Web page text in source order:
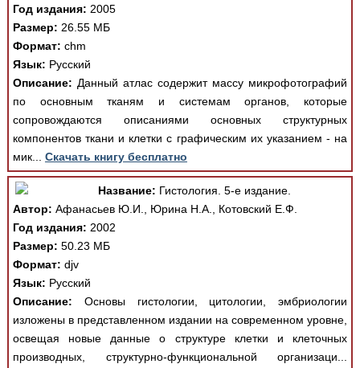
Год издания: 2005
Размер: 26.55 МБ
Формат: chm
Язык: Русский
Описание: Данный атлас содержит массу микрофотографий
по основным тканям и системам органов, которые
сопровождаются описаниями основных структурных
компонентов ткани и клетки с графическим их указанием - на
мик... Скачать книгу бесплатно
Название: Гистология. 5-е издание.
Автор: Афанасьев Ю.И., Юрина Н.А., Котовский Е.Ф.
Год издания: 2002
Размер: 50.23 МБ
Формат: djv
Язык: Русский
Описание: Основы гистологии, цитологии, эмбриологии
изложены в представленном издании на современном уровне,
освещая новые данные о структуре клетки и клеточных
производных, структурно-функциональной организаци...